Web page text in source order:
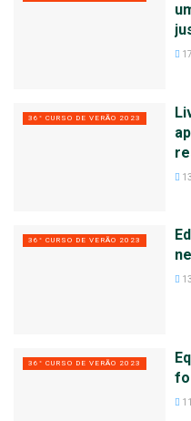
36° CURSO DE VERÃO 2023
36° CURSO DE VERÃO 2023
36° CURSO DE VERÃO 2023